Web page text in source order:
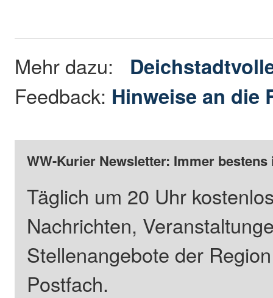
Mehr dazu:
Feedback: Hinweise an die
WW-Kurier Newsletter: Immer
Täglich um 20 Uhr
Nachrichten,
Stellenangebote der
Postfach.